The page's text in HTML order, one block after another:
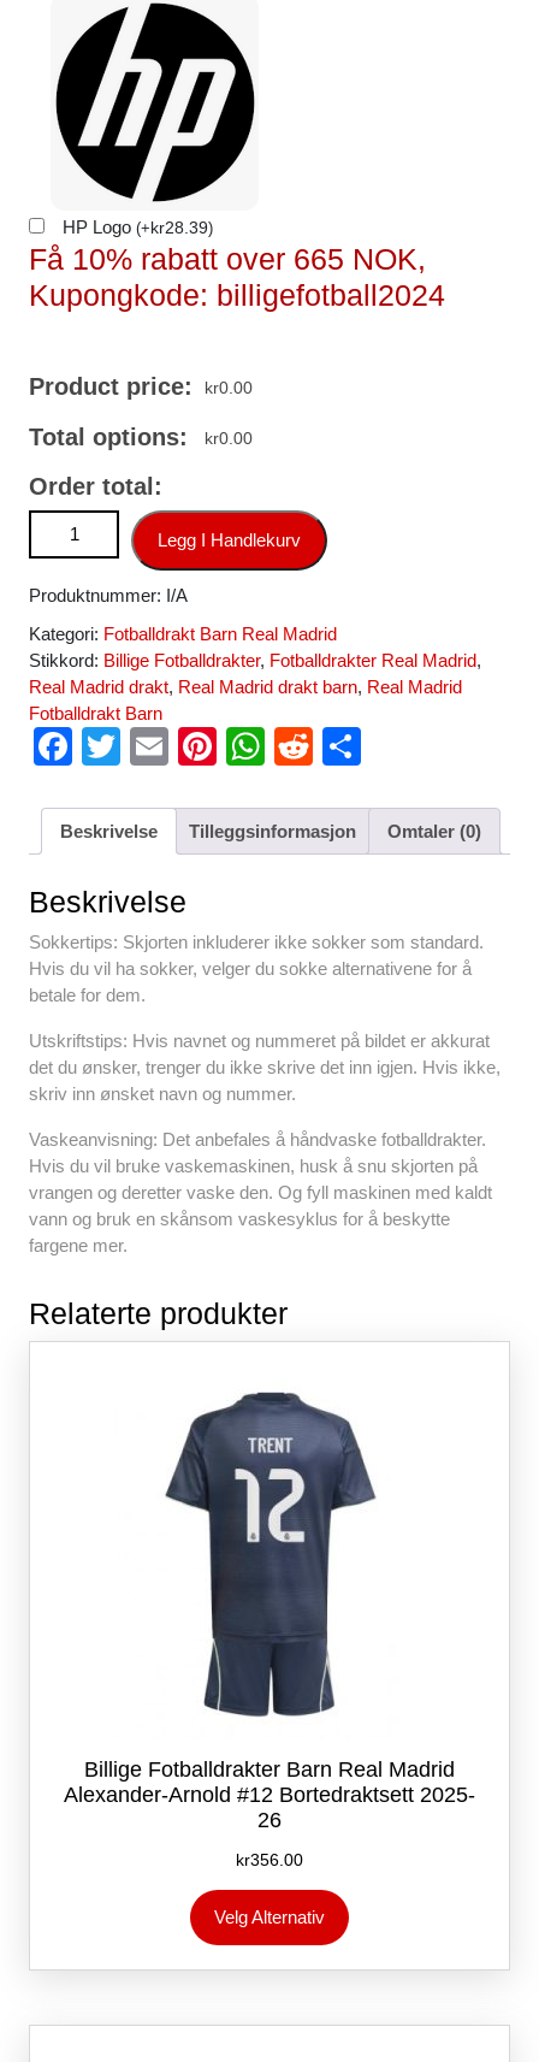
HP Logo (+kr28.39)
Få 10% rabatt over 665 NOK,
Kupongkode: billigefotball2024
Product price: kr0.00
Total options: kr0.00
Order total:
Billige Fotballdrakter Barn Real Madrid Keeper
Tredjedraktsett 2025-26 antall
Legg I Handlekurv
Produktnummer: I/A
Kategori: Fotballdrakt Barn Real Madrid
Stikkord: Billige Fotballdrakter, Fotballdrakter Real Madrid,
Real Madrid drakt, Real Madrid drakt barn, Real Madrid
Fotballdrakt Barn
F
c
b
o
o
k
T
tt
E
ail
Pi
er
e
W
at
s
p
p
R
d
di
ar
e
Beskrivelse Tilleggsinformasjon Omtaler (0)
Beskrivelse
Sokkertips: Skjorten inkluderer ikke sokker som standard.
Hvis du vil ha sokker, velger du sokke alternativene for å
betale for dem.
Utskriftstips: Hvis navnet og nummeret på bildet er akkurat
det du ønsker, trenger du ikke skrive det inn igjen. Hvis ikke,
skriv inn ønsket navn og nummer.
Vaskeanvisning: Det anbefales å håndvaske fotballdrakter.
Hvis du vil bruke vaskemaskinen, husk å snu skjorten på
vrangen og deretter vaske den. Og fyll maskinen med kaldt
vann og bruk en skånsom vaskesyklus for å beskytte
fargene mer.
Relaterte produkter
Billige Fotballdrakter Barn Real Madrid
Alexander-Arnold #12 Bortedraktsett 2025-
26
kr356.00
Velg Alternativ
produktet
flere
Alternativene